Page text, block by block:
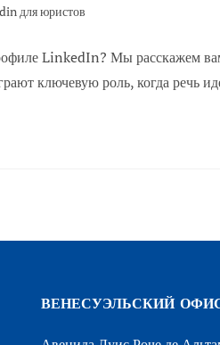
для юристов
LinkedIn? Мы расскажем
ключевую роль, когда речь
ВЕНЕСУЭЛЬСКИЙ